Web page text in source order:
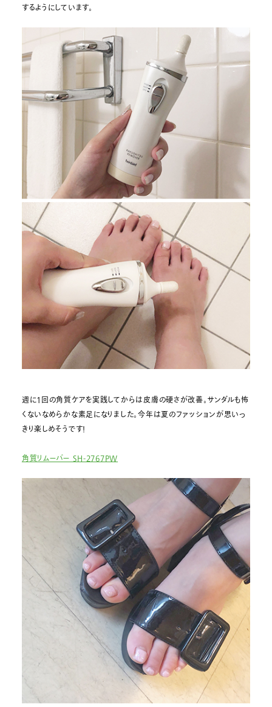
するようにしています。
週に1回の角質ケアを実践してからは皮膚の硬さが改善。サンダルも怖
くないなめらかな素足になりました。今年は夏のファッションが思いっ
きり楽しめそうです!
角質リムーバー SH-2767PW